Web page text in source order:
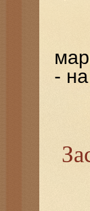
-